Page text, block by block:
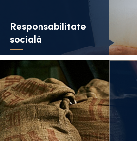
Responsabilitate
socială